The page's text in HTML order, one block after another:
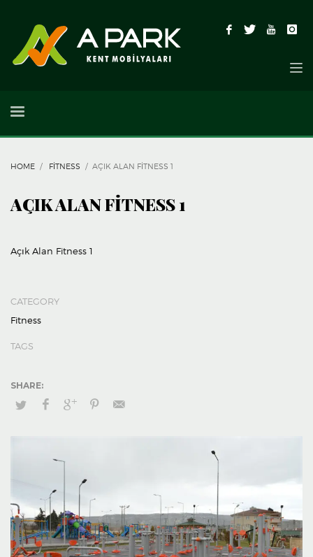
HOME FITNESS AÇIK ALAN FITNESS 1
AÇIK ALAN FITNESS 1
Açık Alan Fitness 1
CATEGORY
Fitness
TAGS